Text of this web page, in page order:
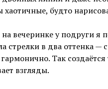
хаотичные, будто
вечеринке у подруги я
стрелки в два оттенка
Так
взгляды.